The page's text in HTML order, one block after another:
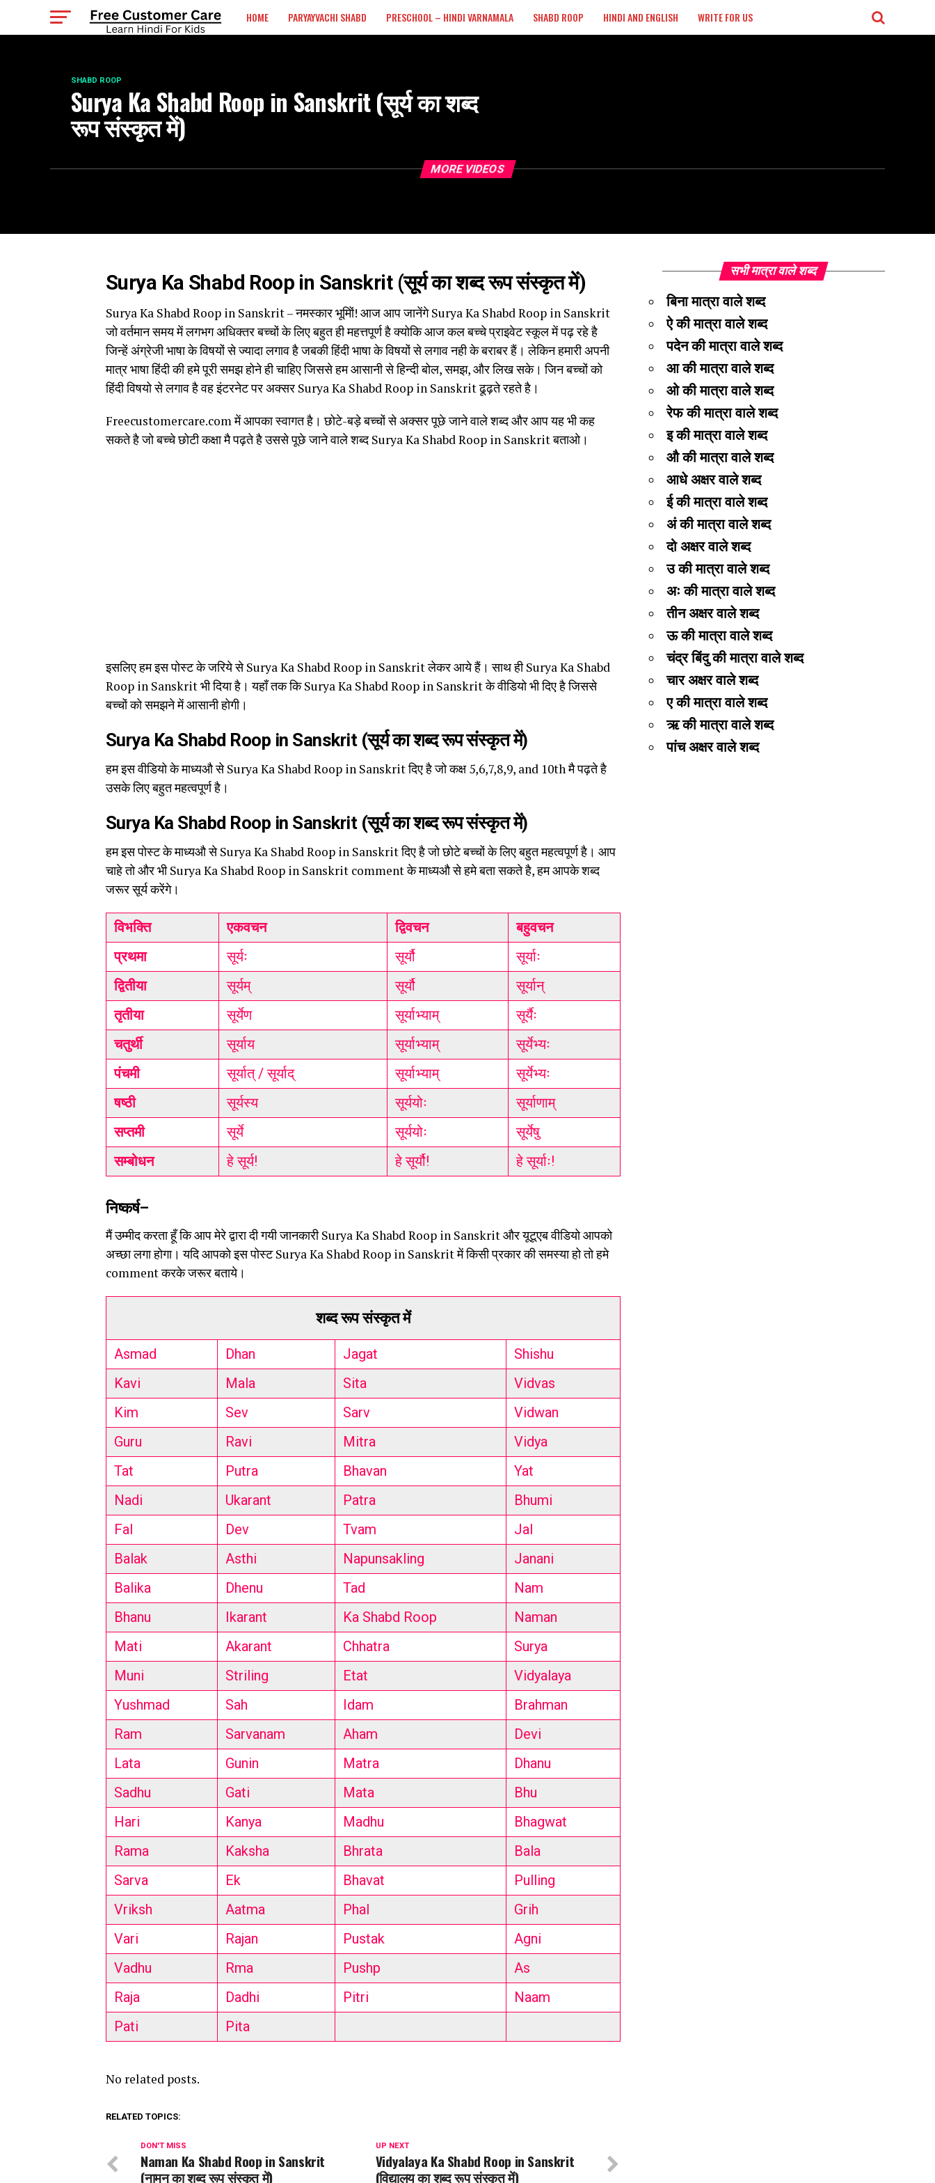
HOME PARYAYVACHI SHABD PRESCHOOL – HINDI VARNAMALA SHABD ROOP HINDI AND ENGLISH WRITE FOR US
SHABD ROOP
Surya Ka Shabd Roop in Sanskrit (सूर्य का शब्द
रूप संस्कृत में)
MORE VIDEOS
Surya Ka Shabd Roop in Sanskrit (सूर्य का शब्द रूप संस्कृत में)
Surya Ka Shabd Roop in Sanskrit – नमस्कार भूमिों! आज आप जानेंगे Surya Ka Shabd Roop in Sanskrit
जो वर्तमान समय में लगभग अधिक्तर बच्चों के लिए बहुत ही महत्तपूर्ण है क्योकि आज कल बच्चे प्राइवेट स्कूल में पढ़ रहे है
जिन्हें अंग्रेजी भाषा के विषयों से ज्यादा लगाव है जबकी हिंदी भाषा के विषयों से लगाव नही के बराबर हैं। लेकिन हमारी अपनी
मात्र भाषा हिंदी की हमे पूरी समझ होने ही चाहिए जिससे हम आसानी से हिन्दी बोल, समझ, और लिख सके। जिन बच्चों को
हिंदी विषयो से लगाव है वह इंटरनेट पर अक्सर Surya Ka Shabd Roop in Sanskrit ढूढ़ते रहते है।
Freecustomercare.com में आपका स्वागत है। छोटे-बड़े बच्चों से अक्सर पूछे जाने वाले शब्द और आप यह भी कह
सकते है जो बच्चे छोटी कक्षा मै पढ़ते है उससे पूछे जाने वाले शब्द Surya Ka Shabd Roop in Sanskrit बताओ।
इसलिए हम इस पोस्ट के जरिये से Surya Ka Shabd Roop in Sanskrit लेकर आये हैं। साथ ही Surya Ka Shabd
Roop in Sanskrit भी दिया है। यहाँ तक कि Surya Ka Shabd Roop in Sanskrit के वीडियो भी दिए है जिससे
बच्चों को समझने में आसानी होगी।
Surya Ka Shabd Roop in Sanskrit (सूर्यकाशब्दरूपसंस्कृतमें)
हम इस वीडियो के माध्यऔ से Surya Ka Shabd Roop in Sanskrit दिए है जो कक्ष 5,6,7,8,9, and 10th मै पढ़ते है
उसके लिए बहुत महत्वपूर्ण है।
Surya Ka Shabd Roop in Sanskrit (सूर्यकाशब्दरूपसंस्कृतमें)
हम इस पोस्ट के माध्यऔ से Surya Ka Shabd Roop in Sanskrit दिए है जो छोटे बच्चों के लिए बहुत महत्वपूर्ण है। आप
चाहे तो और भी Surya Ka Shabd Roop in Sanskrit comment के माध्यऔ से हमे बता सकते है, हम आपके शब्द
जरूर सूर्य करेंगे।
विभक्ति एकवचन द्विवचन
बहुवचन
प्रथमा
सूर्यः सूर्यौ
सूर्याः
द्वितीया
सूर्यम् सूर्यौ
सूर्यान्
तृतीया
सूर्येण सूर्याभ्याम्
सूर्यैः
चतुर्थी
सूर्याय सूर्याभ्याम्
सूर्येभ्यः
पंचमी
सूर्यात् / सूर्याद् सूर्याभ्याम्
सूर्येभ्यः
षष्ठी सूर्यस्य सूर्ययोः
सूर्याणाम्
सप्तमी सूर्ये सूर्ययोः
सूर्येषु
सम्बोधन
हे सूर्य! हे सूर्यौ! हे सूर्याः!
निष्कर्ष–
मैं उम्मीद करता हूँ कि आप मेरे द्वारा दी गयी जानकारी Surya Ka Shabd Roop in Sanskrit और यूटूएब वीडियो आपको
अच्छा लगा होगा। यदि आपको इस पोस्ट Surya Ka Shabd Roop in Sanskrit में किसी प्रकार की समस्या हो तो हमे
comment करके जरूर बताये।
शब्द रूप संस्कृत में
Asmad Dhan Jagat
Shishu
Kavi
Mala Sita
Vidvas
Kim
Sev Sarv
Vidwan
Guru
Ravi Mitra
Vidya
Tat
Putra Bhavan
Yat
Nadi
Ukarant Patra
Bhumi
Fal
Dev Tvam
Jal
Balak
Asthi Napunsakling
Janani
Balika
Dhenu Tad
Nam
Bhanu
Ikarant Ka Shabd Roop
Naman
Mati
Akarant Chhatra
Surya
Muni
Striling Etat
Vidyalaya
Yushmad
Sah Idam
Brahman
Ram
Sarvanam Aham
Devi
Lata
Gunin Matra
Dhanu
Sadhu
Gati Mata
Bhu
Hari
Kanya Madhu
Bhagwat
Rama
Kaksha Bhrata
Bala
Sarva
Ek Bhavat
Pulling
Vriksh
Aatma Phal
Grih
Vari
Rajan Pustak
Agni
Vadhu
Rma Pushp
As
Raja
Dadhi Pitri
Naam
Pati
Pita
No related posts.
RELATED TOPICS:
UP NEXT
Vidyalaya Ka Shabd Roop in Sanskrit
(विद्यालय का शब्द रूप संस्कृत में)
DON'T MISS
Naman Ka Shabd Roop in Sanskrit
(नामन् काशब्द रूप संस्कृत में)
सभी मात्रा वाले शब्द
बिना मात्रा वाले शब्द
ऐ की मात्रा वाले शब्द
पदेन की मात्रा वाले शब्द
आ की मात्रा वाले शब्द
ओ की मात्रा वाले शब्द
रेफ की मात्रा वाले शब्द
इ की मात्रा वाले शब्द
औ की मात्रा वाले शब्द
आधे अक्षर वाले शब्द
ई की मात्रा वाले शब्द
अं की मात्रा वाले शब्द
दो अक्षर वाले शब्द
उ की मात्रा वाले शब्द
अः की मात्रा वाले शब्द
तीन अक्षर वाले शब्द
ऊ की मात्रा वाले शब्द
चंद्र बिंदु की मात्रा वाले शब्द
चार अक्षर वाले शब्द
ए की मात्रा वाले शब्द
ऋ की मात्रा वाले शब्द
पांच अक्षर वाले शब्द